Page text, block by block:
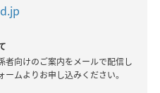
者向けのご案内をメールで配信し
ムよりお申し込みください。